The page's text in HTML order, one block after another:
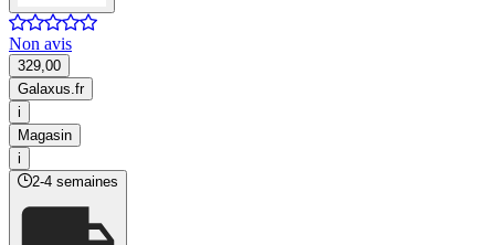
Non avis
329,00
Galaxus.fr
i
Magasin
i
2-4 semaines